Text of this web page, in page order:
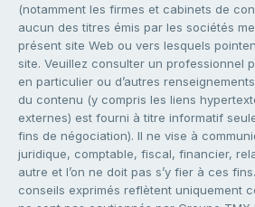
(notamment les firmes et cabinets de
aucun des titres émis par les sociétés
présent site Web ou vers lesquels
site. Veuillez consulter un professionnel
en particulier ou d’autres
du contenu (y compris les liens
externes) est fourni à titre informatif
fins de négociation). Il ne vise à
juridique, comptable, fiscal, financier,
autre et l’on ne doit pas s’y fier à ces
conseils exprimés reflètent uniquement